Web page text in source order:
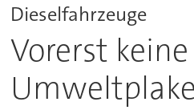
Dieselfahrzeuge
Vorerst